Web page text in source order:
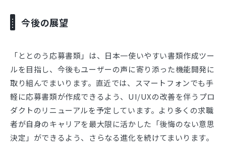
今後の展望
「ととのう応募書類」は、日本一使いやすい書類作成ツー
ルを目指し、今後もユーザーの声に寄り添った機能開発に
取り組んでまいります。直近では、スマートフォンでも手
軽に応募書類が作成できるよう、UI/UXの改善を伴うプロ
ダクトのリニューアルを予定しています。より多くの求職
者が自身のキャリアを最大限に活かした「後悔のない意思
決定」ができるよう、さらなる進化を続けてまいります。